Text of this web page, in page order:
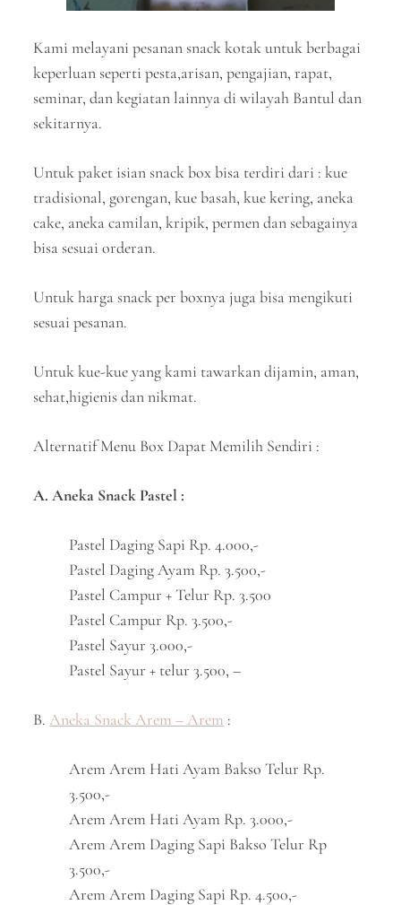
Kami melayani pesanan snack kotak untuk berbagai
keperluan seperti pesta,arisan, pengajian, rapat,
seminar, dan kegiatan lainnya di wilayah Bantul dan
sekitarnya.
Untuk paket isian snack box bisa terdiri dari : kue
tradisional, gorengan, kue basah, kue kering, aneka
cake, aneka camilan, kripik, permen dan sebagainya
bisa sesuai orderan.
Untuk harga snack per boxnya juga bisa mengikuti
sesuai pesanan.
Untuk kue-kue yang kami tawarkan dijamin, aman,
sehat,higienis dan nikmat.
Alternatif Menu Box Dapat Memilih Sendiri :
A. Aneka Snack Pastel :
Pastel Daging Sapi Rp. 4.000,-
Pastel Daging Ayam Rp. 3.500,-
Pastel Campur + Telur Rp. 3.500
Pastel Campur Rp. 3.500,-
Pastel Sayur 3.000,-
Pastel Sayur + telur 3.500, –
B.Aneka Snack Arem – Arem :
Arem Arem Hati Ayam Bakso Telur Rp.
3.500,-
Arem Arem Hati Ayam Rp. 3.000,-
Arem Arem Daging Sapi Bakso Telur Rp
3.500,-
Arem Arem Daging Sapi Rp. 4.500,-